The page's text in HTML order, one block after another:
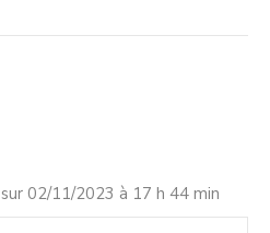
sur 02/11/2023 à 17 h 44 min